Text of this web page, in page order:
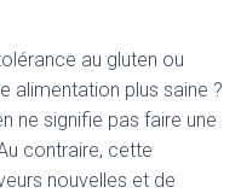
au gluten ou
alimentation plus saine ?
ne signifie pas faire une
contraire, cette
nouvelles et de